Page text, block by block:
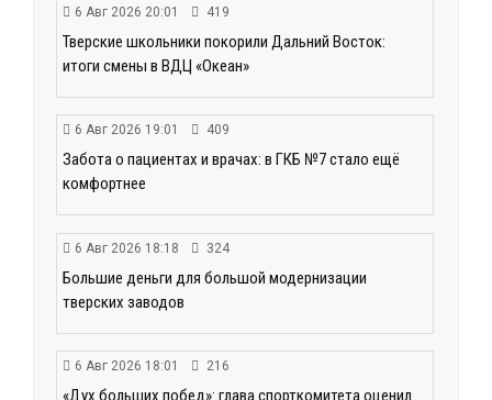
6 Авг 2026 20:01 419
Тверские школьники покорили Дальний Восток:
итоги смены в ВДЦ «Океан»
6 Авг 2026 19:01 409
Забота о пациентах и врачах: в ГКБ №7 стало ещё
комфортнее
6 Авг 2026 18:18 324
Большие деньги для большой модернизации
тверских заводов
6 Авг 2026 18:01 216
«Дух больших побед»: глава спорткомитета оценил